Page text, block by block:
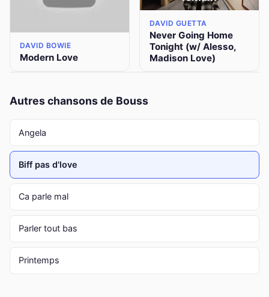
DAVID BOWIE
Modern Love
DAVID GUETTA
Never Going Home
Tonight (w/ Alesso,
Madison Love)
Autres chansons de Bouss
Angela
Biff pas d'love
Ca parle mal
Parler tout bas
Printemps